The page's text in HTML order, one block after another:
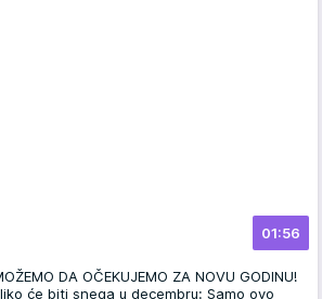
01:56
DA OČEKUJEMO ZA NOVU GODINU!
će biti snega u decembru: Samo ovo